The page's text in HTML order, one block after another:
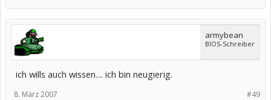
armybean
BIOS-Schreiber
ich wills auch wissen.... ich bin neugierig.
#49
8. März 2007